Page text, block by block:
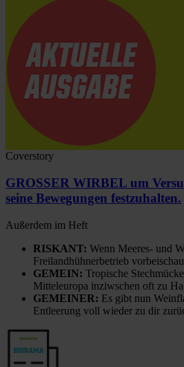
Coverstory
GROSSER WIRBEL um
seine Bewegungen festzuhalten.
Außerdem im Heft
RISKANT: Wenn Meeres- und
Freilandhühnerbetrieb
GEMEIN: Tropische
Mitteleuropa inziwschen oft zu
GEMEINER: Es gibt nun
Entleerung voll wieder zu dir